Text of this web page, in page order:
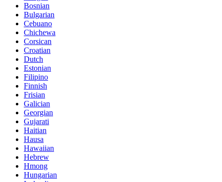
Bosnian
Bulgarian
Cebuano
Chichewa
Corsican
Croatian
Dutch
Estonian
Filipino
Finnish
Frisian
Galician
Georgian
Gujarati
Haitian
Hausa
Hawaiian
Hebrew
Hmong
Hungarian